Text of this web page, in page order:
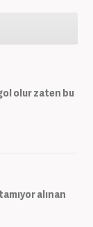
olur zaten bu
alınan